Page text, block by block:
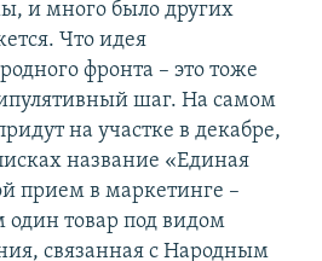
и много было других
Что идея
фронта – это тоже
шаг. На самом
на участке в декабре,
название «Единая
прием в маркетинге –
один товар под видом
связанная с Народным